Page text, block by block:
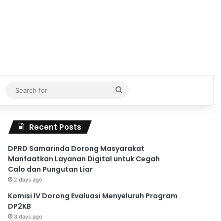
Search
for
Recent Posts
DPRD Samarinda Dorong Masyarakat
Manfaatkan Layanan Digital untuk Cegah
Calo dan Pungutan Liar
2 days ago
Komisi IV Dorong Evaluasi Menyeluruh Program
DP2KB
3 days ago